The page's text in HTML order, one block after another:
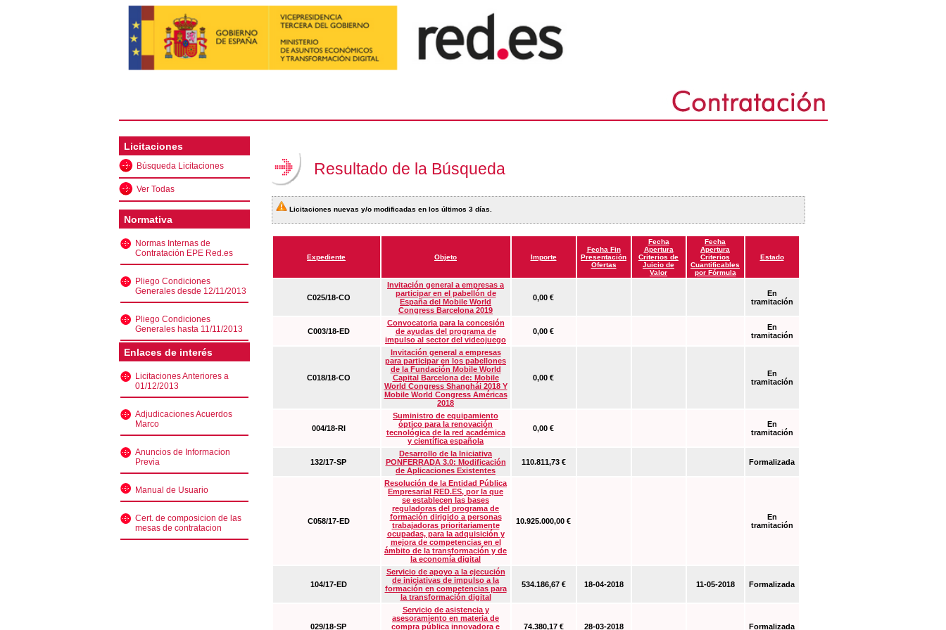
Licitaciones
Búsqueda Licitaciones
Ver Todas
Normativa
Normas Internas de
Contratación EPE Red.es
Pliego Condiciones
Generales desde 12/11/2013
Pliego Condiciones
Generales hasta 11/11/2013
Enlaces de interés
Licitaciones Anteriores a
01/12/2013
Adjudicaciones Acuerdos
Marco
Anuncios de Informacion
Previa
Manual de Usuario
Cert. de composicion de las
mesas de contratacion
Resultado de la Búsqueda
Licitaciones nuevas y/o modificadas en los últimos 3 días.
Expediente Objeto Importe
Fecha Fin
Presentación
Ofertas
Fecha
Apertura
Criterios de
Juicio de
Valor
Fecha
Apertura
Criterios
Cuantificables
por Fórmula
Estado
C025/18-CO
Invitación general a empresas a
participar en el pabellón de
España del Mobile World
Congress Barcelona 2019
0,00 €
En
tramitación
C003/18-ED
Convocatoria para la concesión
de ayudas del programa de
impulso al sector del videojuego
0,00 €
En
tramitación
C018/18-CO
Invitación general a empresas
para participar en los pabellones
de la Fundación Mobile World
Capital Barcelona de: Mobile
World Congress Shanghái 2018 Y
Mobile World Congress Américas
2018
0,00 €
En
tramitación
004/18-RI
Suministro de equipamiento
óptico para la renovación
tecnológica de la red académica
y científica española
0,00 €
En
tramitación
132/17-SP
Desarrollo de la Iniciativa
PONFERRADA 3.0: Modificación
de Aplicaciones Existentes
110.811,73 € Formalizada
C058/17-ED
Resolución de la Entidad Pública
Empresarial RED.ES, por la que
se establecen las bases
reguladoras del programa de
formación dirigido a personas
trabajadoras prioritariamente
ocupadas, para la adquisición y
mejora de competencias en el
ámbito de la transformación y de
la economía digital
10.925.000,00 €
En
tramitación
104/17-ED
Servicio de apoyo a la ejecución
de iniciativas de impulso a la
formación en competencias para
la transformación digital
534.186,67 € 18-04-2018 11-05-2018 Formalizada
029/18-SP
Servicio de asistencia y
asesoramiento en materia de
compra pública innovadora e
74.380,17 € 28-03-2018 Formalizada